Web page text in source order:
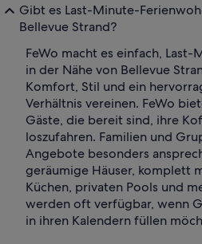
Gibt es Last-Minute-
Bellevue Strand?
FeWo macht es einfach,
in der Nähe von Bellevue
Komfort, Stil und ein
Verhältnis vereinen. FeWo
Gäste, die bereit sind, ihre
loszufahren. Familien und
Angebote besonders
geräumige Häuser, komplett
Küchen, privaten Pools und
werden oft verfügbar, wenn
in ihren Kalendern füllen